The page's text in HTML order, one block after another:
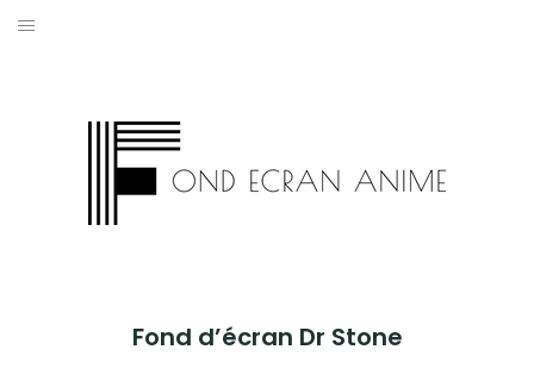
Aller
Fond d’écran Dr Stone
ASSASSINATION CLASSROOM